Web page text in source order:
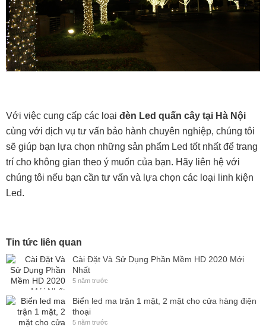
Với việc cung cấp các loại đèn Led quấn cây tại Hà Nội
cùng với dịch vụ tư vấn bảo hành chuyên nghiệp, chúng tôi
sẽ giúp bạn lựa chọn những sản phẩm Led tốt nhất để trang
trí cho không gian theo ý muốn của bạn. Hãy liên hệ với
chúng tôi nếu bạn cần tư vấn và lựa chọn các loại linh kiện
Led.
Tin tức liên quan
Cài Đặt Và Sử Dụng Phần Mềm HD 2020 Mới
Nhất
5 năm trước
Biển led ma trận 1 mặt, 2 mặt cho cửa hàng điện
thoại
5 năm trước